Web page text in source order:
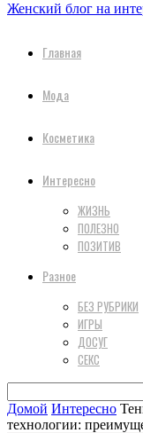
Женский блог на
Главная
Мода
Косметика
Интересно
ЖИЗНЬ
ПОЛЕЗНО
ПОЗИТИВ
Разное
БЕЗ РУБРИКИ
ИГРЫ
ДОСУГ
СЕКС
Домой Интересно
технологии: